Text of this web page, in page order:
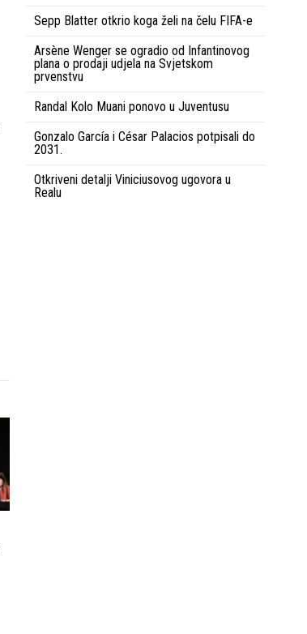
Sepp Blatter otkrio koga želi na čelu FIFA-e
Arsène Wenger se ogradio od Infantinovog
plana o prodaji udjela na Svjetskom
prvenstvu
Randal Kolo Muani ponovo u Juventusu
Gonzalo García i César Palacios potpisali do
2031.
Otkriveni detalji Viniciusovog ugovora u
Realu